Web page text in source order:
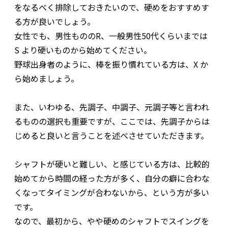
をなるべく排除しておきたいので、硬めをおすすめす
る方が良いでしょう。
女性でも、男性もののR、一般男性50代くらいまでは
S より硬いものから始めてください。
野球出身者のように、棒を振り慣れている方は、X か
ら始めましょう。
また、いわゆる、先調子、中調子、元調子等と言われ
るものの選択も重要ですが、ここでは、先調子からは
じめると良いと言うことを述べさせていただきます。
シャフトが硬いと難しい、と感じている方は、比較的
始めてから時間の経った方が多く、自分の癖に合わな
くなってタイミングが合わないから、という方が多い
です。
なので、最初から、やや硬めのシャフトでスイングを